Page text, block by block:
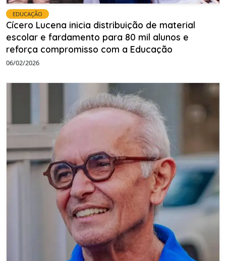
EDUCAÇÃO
Cícero Lucena inicia distribuição de material
escolar e fardamento para 80 mil alunos e
reforça compromisso com a Educação
06/02/2026